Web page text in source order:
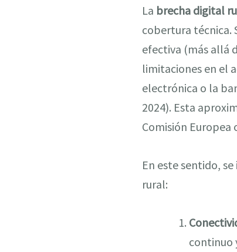
La brecha digital
cobertura técnica.
efectiva (más allá
limitaciones en el
electrónica o la
2024). Esta
Comisión Europea
En este sentido,
rural:
continuo